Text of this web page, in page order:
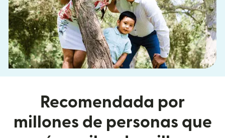
Recomendada por
millones de personas que